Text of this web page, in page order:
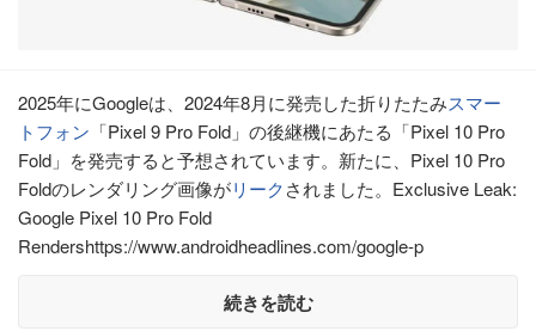
2025年にGoogleは、2024年8月に発売した折りたたみスマー
トフォン 「Pixel 9 Pro Fold」の後継機にあたる「Pixel 10 Pro
Fold」を発売すると予想されています。新たに、Pixel 10 Pro
Foldのレンダリング画像がリークされました。Exclusive Leak:
Google Pixel 10 Pro Fold
Rendershttps://www.androidheadlines.com/google-p
続きを読む